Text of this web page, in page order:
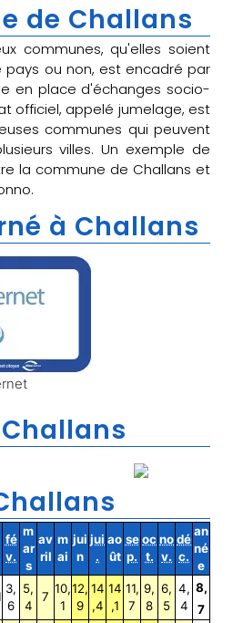
de Challans
communes, qu'elles soient
ou non, est encadré par
en place d'échanges socio-
officiel, appelé jumelage, est
communes qui peuvent
villes. Un exemple de
la commune de Challans et
à Challans
fé
v.
m
ar
s
av
ril
m
ai
jui
n
jui
.
ao
ût
se
p.
oc
t.
no
v.
dé
c.
an
né
e
3,
6
5,
4
7
10,
1
12,
9
14
,4
14
,1
11,
7
9,
8
6,
5
4,
4
8,
7